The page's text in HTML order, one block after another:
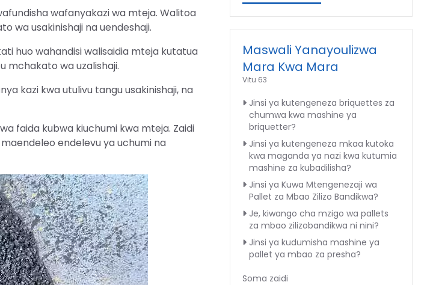
wafanyakazi wa mteja. Walitoa
wa usakinishaji na uendeshaji.
huo wahandisi walisaidia mteja kutatua
mchakato wa uzalishaji.
kazi kwa utulivu tangu usakinishaji, na
faida kubwa kiuchumi kwa mteja. Zaidi
endelevu ya uchumi na
Maswali Yanayoulizwa
Mara Kwa Mara
Vitu 63
Jinsi ya kutengeneza briquettes za
chumwa kwa mashine ya
briquetter?
Jinsi ya kutengeneza mkaa kutoka
kwa maganda ya nazi kwa kutumia
mashine za kubadilisha?
Jinsi ya Kuwa Mtengenezaji wa
Pallet za Mbao Zilizo Bandikwa?
Je, kiwango cha mzigo wa pallets
za mbao zilizobandikwa ni nini?
Jinsi ya kudumisha mashine ya
pallet ya mbao za presha?
Soma zaidi